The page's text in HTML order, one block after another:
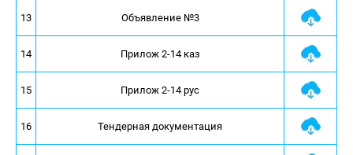
13 Объявление №3
14 Прилож 2-14 каз
15 Прилож 2-14 рус
16 Тендерная документация